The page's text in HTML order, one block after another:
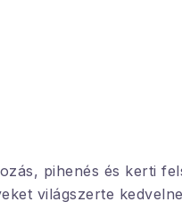
pihenés és kerti
világszerte